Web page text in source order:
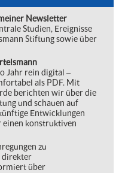
Newsletter
Studien, Ereignisse
Stiftung sowie über
Jahr rein digital ‒
als PDF. Mit
berichten wir über die
und schauen auf
Entwicklungen
konstruktiven
zu
direkter
über